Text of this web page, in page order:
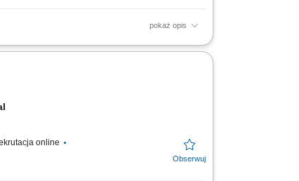
pokaż opis
Przygotowywanie zebranych
online